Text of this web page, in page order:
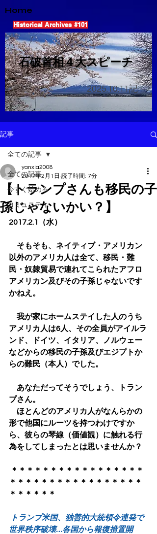
Home
Historical Archives #101
​石破首相４大スピーチ
2025.10.11記
記事
全ての記事
今すぐ始める
コミュニティ
全ての記事
【トランプさんも移民の子
孫じゃないかい？】
yanxia2008
2017年2月1日 読了時間: 7分
2017.2.1（水）
そもそも、ネイティブ・アメリカン
以外のアメリカ人は全て、移民・難
民・奴隷貿易で連れてこられたアフロ
アメリカン及びその子孫じゃないです
かねえ。
我が家にホームステイした人のうち
アメリカ人は6人、その全員がアイルラ
ンド、ドイツ、イタリア、ノルウェー
などからの移民の子孫及びエジプトか
らの難民（本人）でした。
あなただってそうでしょう、トラン
プさん。
ほとんどのアメリカ人がなんらかの
形で他国にルーツを持つわけですか
ら、彼らの琴線（価値観）に触れる行
為をしてしまったとは思いませんか？
＊＊＊＊＊＊＊＊＊＊＊＊＊＊＊＊＊
＊＊＊＊＊＊
トランプ米国、独善的大統領令連発で
世界秩序破壊…各国から報復措置開